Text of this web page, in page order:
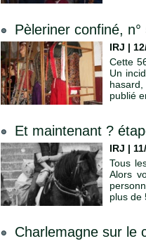
Pèleriner confiné, n°
IRJ |
Cette
Un
publié
Et maintenant ?
IRJ |
Tous
Alors
plus de
Charlemagne sur le